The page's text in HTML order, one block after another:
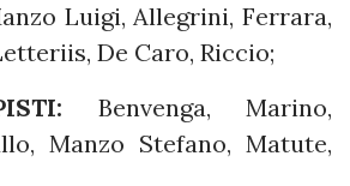
Luigi, Allegrini, Ferrara,
De Caro, Riccio;
Benvenga, Marino,
Manzo Stefano, Matute,